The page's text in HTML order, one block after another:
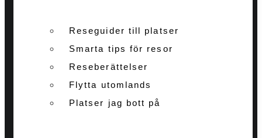
Reseguider till platser
Smarta tips för resor
Reseberättelser
Flytta utomlands
Platser jag bott på